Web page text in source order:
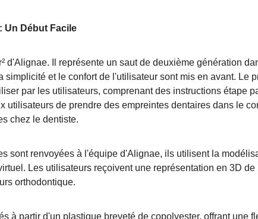
Un Début Facile
d'Alignae. Il représente un saut de deuxième génération
simplicité et le confort de l'utilisateur sont mis en avant. Le
par les utilisateurs, comprenant des instructions étape
utilisateurs de prendre des empreintes dentaires dans le
chez le dentiste.
sont renvoyées à l'équipe d'Alignae, ils utilisent la
Les utilisateurs reçoivent une représentation en 3D
orthodontique.
à partir d'un plastique breveté de copolyester, offrant une